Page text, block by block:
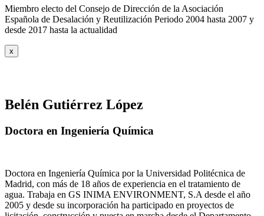
Miembro electo del Consejo de Dirección de la Asociación
Española de Desalación y Reutilización Periodo 2004 hasta 2007 y
desde 2017 hasta la actualidad
x
Belén Gutiérrez López
Doctora en Ingeniería Química
Doctora en Ingeniería Química por la Universidad Politécnica de
Madrid, con más de 18 años de experiencia en el tratamiento de
agua. Trabaja en GS INIMA ENVIRONMENT, S.A desde el año
2005 y desde su incorporación ha participado en proyectos de